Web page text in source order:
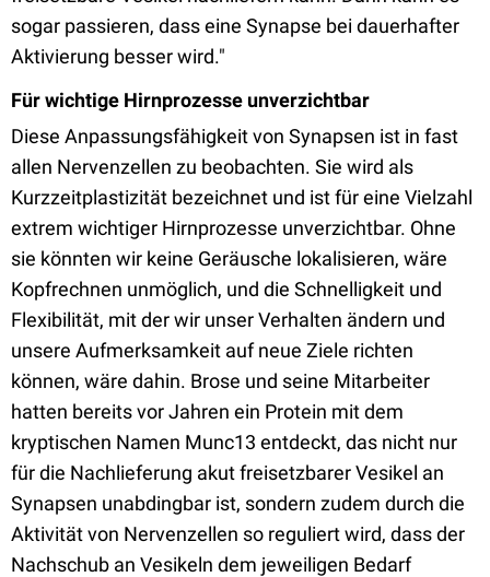
sogar passieren, dass eine Synapse bei dauerhafter
Aktivierung besser wird."
Für wichtige Hirnprozesse unverzichtbar
Diese Anpassungsfähigkeit von Synapsen ist in fast
allen Nervenzellen zu beobachten. Sie wird als
Kurzzeitplastizität bezeichnet und ist für eine Vielzahl
extrem wichtiger Hirnprozesse unverzichtbar. Ohne
sie könnten wir keine Geräusche lokalisieren, wäre
Kopfrechnen unmöglich, und die Schnelligkeit und
Flexibilität, mit der wir unser Verhalten ändern und
unsere Aufmerksamkeit auf neue Ziele richten
können, wäre dahin. Brose und seine Mitarbeiter
hatten bereits vor Jahren ein Protein mit dem
kryptischen Namen Munc13 entdeckt, das nicht nur
für die Nachlieferung akut freisetzbarer Vesikel an
Synapsen unabdingbar ist, sondern zudem durch die
Aktivität von Nervenzellen so reguliert wird, dass der
Nachschub an Vesikeln dem jeweiligen Bedarf